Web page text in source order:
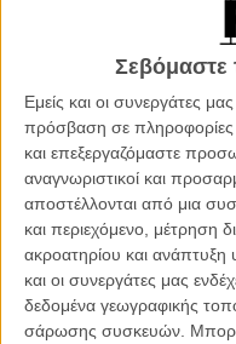
Σεβόμαστε
Εμείς και οι συνεργάτες
πρόσβαση σε
και επεξεργαζόμαστε
αναγνωριστικοί και
αποστέλλονται από μια
και περιεχόμενο, μέτρηση
ακροατηρίου και ανάπτυξη
και οι συνεργάτες μας
δεδομένα γεωγραφικής
σάρωσης συσκευών.
Και μόνο το γεγονός ότι οι
Παρκ Τσαν-γουκγια
τον τρόπο που το σινεμά
brand με ιδιαίτερη λάμψη.
Ο Τσαν-γουκ δεν είναι ο
μας που υποκύπτει στα
μόδας, αλλά δεν υπάρχει
κατηγορήσεις αφού στο «A
που μοιάζει να είχε ήταν να
προφανώς να μην τα γεμίσει